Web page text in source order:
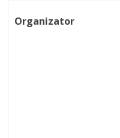
Organizator